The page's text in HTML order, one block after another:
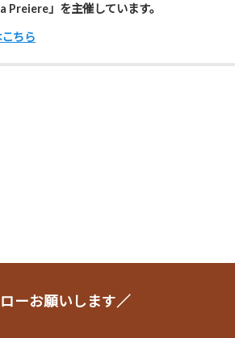
Preiere」を主催しています。
ちら
ーお願いします／